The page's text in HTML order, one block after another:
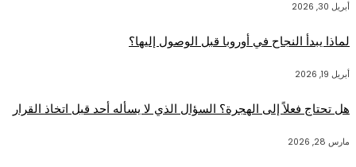
أبريل 30, 2026
لماذا يبدأ النجاح في أوروبا قبل الوصول إليها؟
أبريل 19, 2026
هل تحتاج فعلاً إلى الهجرة؟ السؤال الذي لا يسأله أحد قبل اتخاذ القرار
مارس 28, 2026